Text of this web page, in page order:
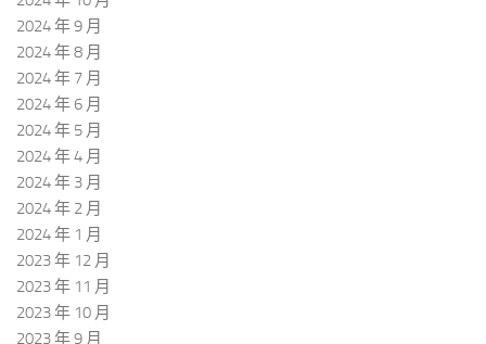
2024 年 9 月
2024 年 8 月
2024 年 7 月
2024 年 6 月
2024 年 5 月
2024 年 4 月
2024 年 3 月
2024 年 2 月
2024 年 1 月
2023 年 12 月
2023 年 11 月
2023 年 10 月
2023 年 9 月